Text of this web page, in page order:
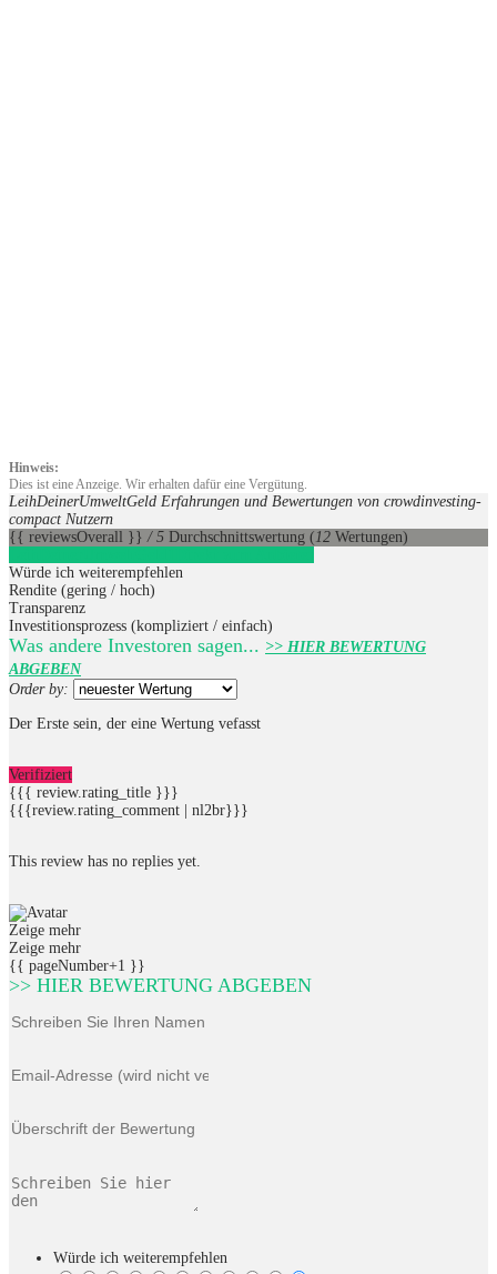
Hinweis:
Dies ist eine Anzeige. Wir erhalten dafür eine Vergütung.
LeihDeinerUmweltGeld Erfahrungen und Bewertungen von crowdinvesting-
compact Nutzern
{{ reviewsOverall }} / 5 Durchschnittswertung ( 12 Wertungen)
Würde ich weiterempfehlen
Rendite (gering / hoch)
Transparenz
Investitionsprozess (kompliziert / einfach)
Was andere Investoren sagen... >> HIER BEWERTUNG
ABGEBEN
Order by:
Der Erste sein, der eine Wertung vefasst
Verifiziert
{{{ review.rating_title }}}
{{{review.rating_comment | nl2br}}}
This review has no replies yet.
Zeige mehr
Zeige mehr
{{ pageNumber+1 }}
>> HIER BEWERTUNG ABGEBEN
Würde ich weiterempfehlen